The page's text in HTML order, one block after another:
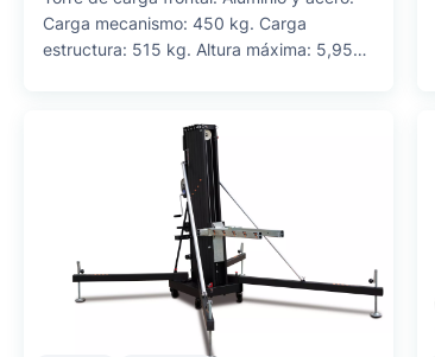
Carga mecanismo: 450 kg. Carga
estructura: 515 kg. Altura máxima: 5,95